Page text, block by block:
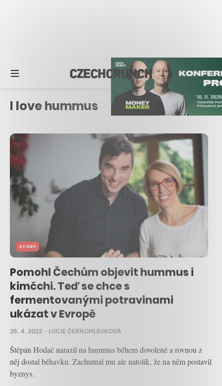
I love hummus
STORY
Pomohl Čechům objevit hummus i
kimčchi. Teď se chce s
fermentovanými potravinami
ukázat v Evropě
25. 4. 2022– LUCIE ČERNOHLÁVKOVÁ
Štěpán Hodač narazil na hummus během dovolené a rovnou z
něj dostal běhavku. Zachutnal mu ale natolik, že na něm postavil
byznys.